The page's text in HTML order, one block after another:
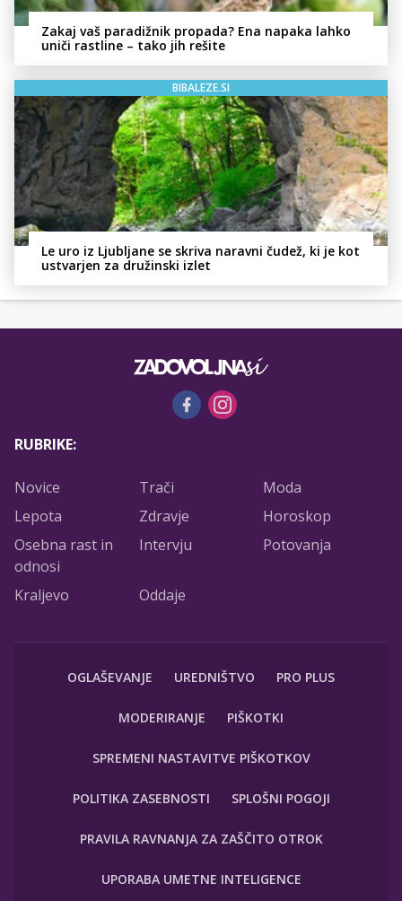
Zakaj vaš paradižnik propada? Ena napaka lahko
uniči rastline – tako jih rešite
BIBALEZE.SI
Le uro iz Ljubljane se skriva naravni čudež, ki je kot
ustvarjen za družinski izlet
RUBRIKE:
Novice Trači
Moda
Lepota
Zdravje
Horoskop
Osebna rast in
odnosi
Intervju Potovanja
Kraljevo Oddaje
OGLAŠEVANJE UREDNIŠTVO PRO PLUS
MODERIRANJE PIŠKOTKI
SPREMENI NASTAVITVE PIŠKOTKOV
POLITIKA ZASEBNOSTI SPLOŠNI POGOJI
PRAVILA RAVNANJA ZA ZAŠČITO OTROK
UPORABA UMETNE INTELIGENCE